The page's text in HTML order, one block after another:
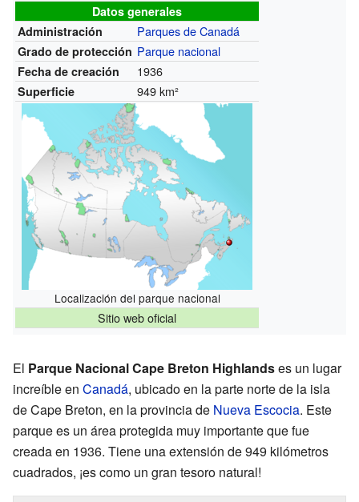
Datos generales
Administración
Parques de Canadá
Grado de protección Parque nacional
Fecha de creación 1936
Superficie 949 km²
Localización del parque nacional
Sitio web oficial
El Parque Nacional Cape Breton Highlandses un lugar
increíble en Canadá, ubicado en la parte norte de la isla
de Cape Breton, en la provincia de Nueva Escocia. Este
parque es un área protegida muy importante que fue
creada en 1936. Tiene una extensión de 949 kilómetros
cuadrados, ¡es como un gran tesoro natural!